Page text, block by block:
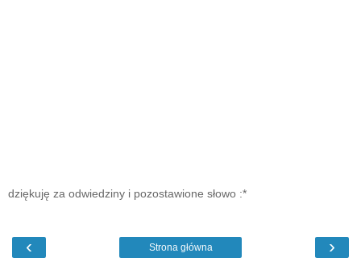
dziękuję za odwiedziny i pozostawione słowo :*
‹ ›
Strona główna